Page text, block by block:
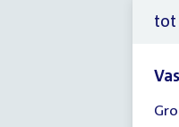
tot